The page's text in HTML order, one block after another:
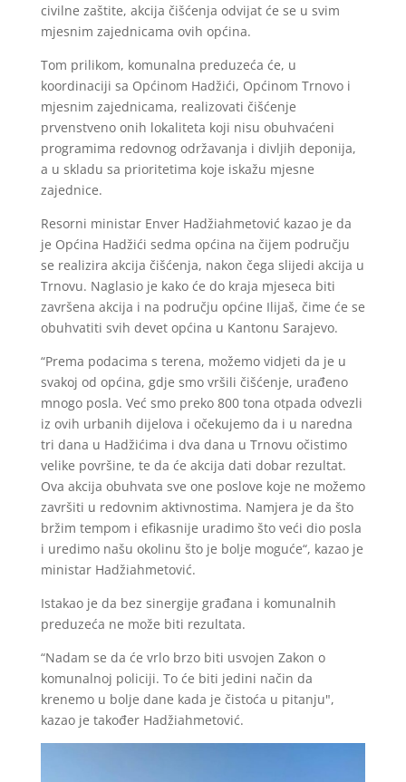
civilne zaštite, akcija čišćenja odvijat će se u svim
mjesnim zajednicama ovih općina.
Tom prilikom, komunalna preduzeća će, u
koordinaciji sa Općinom Hadžići, Općinom Trnovo i
mjesnim zajednicama, realizovati čišćenje
prvenstveno onih lokaliteta koji nisu obuhvaćeni
programima redovnog održavanja i divljih deponija,
a u skladu sa prioritetima koje iskažu mjesne
zajednice.
Resorni ministar Enver Hadžiahmetović kazao je da
je Općina Hadžići sedma općina na čijem području
se realizira akcija čišćenja, nakon čega slijedi akcija u
Trnovu. Naglasio je kako će do kraja mjeseca biti
završena akcija i na području općine Ilijaš, čime će se
obuhvatiti svih devet općina u Kantonu Sarajevo.
“Prema podacima s terena, možemo vidjeti da je u
svakoj od općina, gdje smo vršili čišćenje, urađeno
mnogo posla. Već smo preko 800 tona otpada odvezli
iz ovih urbanih dijelova i očekujemo da i u naredna
tri dana u Hadžićima i dva dana u Trnovu očistimo
velike površine, te da će akcija dati dobar rezultat.
Ova akcija obuhvata sve one poslove koje ne možemo
završiti u redovnim aktivnostima. Namjera je da što
bržim tempom i efikasnije uradimo što veći dio posla
i uredimo našu okolinu što je bolje moguće“, kazao je
ministar Hadžiahmetović.
Istakao je da bez sinergije građana i komunalnih
preduzeća ne može biti rezultata.
“Nadam se da će vrlo brzo biti usvojen Zakon o
komunalnoj policiji. To će biti jedini način da
krenemo u bolje dane kada je čistoća u pitanju",
kazao je također Hadžiahmetović.